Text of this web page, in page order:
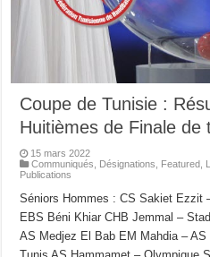
Coupe de Tunisie :
Huitièmes de Finale de
15 mars 2022
Communiqués
Désignations Featured
Publications
Séniors Hommes : CS Sakiet Ezzit
EBS Béni Khiar CHB Jemmal –
AS Medjez El Bab EM Mahdia –